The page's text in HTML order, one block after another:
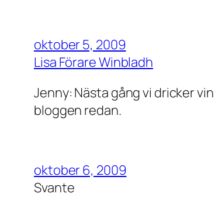
oktober 5, 2009
Lisa Förare Winbladh
Jenny: Nästa gång vi dricker
bloggen redan.
oktober 6, 2009
Svante